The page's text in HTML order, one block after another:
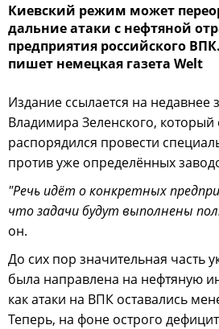
Киевский режим может
дальние атаки с нефтяной
предприятия российского
пишет немецкая газета Welt
Издание ссылается на недавнее
Владимира Зеленского,
распорядился провести
против уже определённых
"Речь идёт о конкретных
что задачи будут выполнены
он.
До сих пор значительная часть
была направлена на нефтяную
как атаки на ВПК оставались
Теперь, на фоне острого